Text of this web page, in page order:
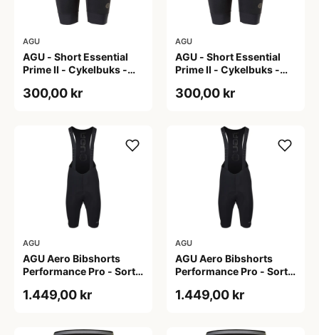
AGU
AGU - Short Essential
Prime II - Cykelbuks -
300,00 kr
AGU
AGU - Short Essential
Prime II - Cykelbuks -
300,00 kr
AGU
AGU Aero Bibshorts
Performance Pro - Sort -
1.449,00 kr
AGU
AGU Aero Bibshorts
Performance Pro - Sort -
1.449,00 kr